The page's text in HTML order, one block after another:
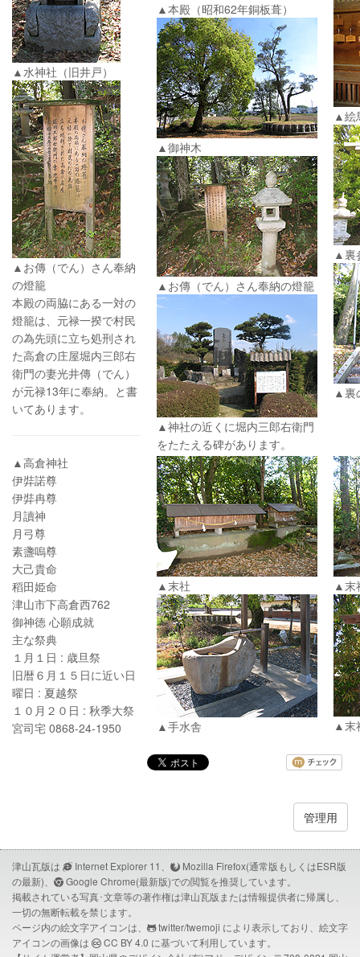
▲水神社（旧井戸）
▲お傳（でん）さん奉納
の燈籠
本殿の両脇にある一対の
燈籠は、元禄一揆で村民
の為先頭に立ち処刑され
た高倉の庄屋堀内三郎右
衛門の妻光井傳（でん）
が元禄13年に奉納。と書
いてあります。
▲高倉神社
伊弉諾尊
伊弉冉尊
月讀神
月弓尊
素盞嗚尊
大己貴命
稻田姫命
津山市下高倉西762
御神徳 心願成就
主な祭典
１月１日 : 歳旦祭
旧暦６月１５日に近い日
曜日 : 夏越祭
１０月２０日 : 秋季大祭
宮司宅 0868-24-1950
▲本殿（昭和62年銅板葺）
▲御神木
▲お傳（でん）さん奉納の燈籠
▲神社の近くに堀内三郎右衛門
をたたえる碑があります。
▲絵
▲裏
▲裏
▲末社
▲手水舎
▲末
▲末
管理用
津山瓦版は Internet Explorer 11、
Mozilla Firefox(通常版もしくはESR版
の最新)、
Google Chrome(最新版)での閲覧を推奨しています。
掲載されている写真･文章等の著作権は津山瓦版または情報提供者に帰属し、
一切の無断転載を禁じます。
ページ内の絵文字アイコンは、
twitter/twemoji により表示しており、絵文字
アイコンの画像は
CC BY 4.0 に基づいて利用しています。